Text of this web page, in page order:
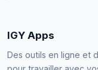
IGY Apps
Des outils en ligne et